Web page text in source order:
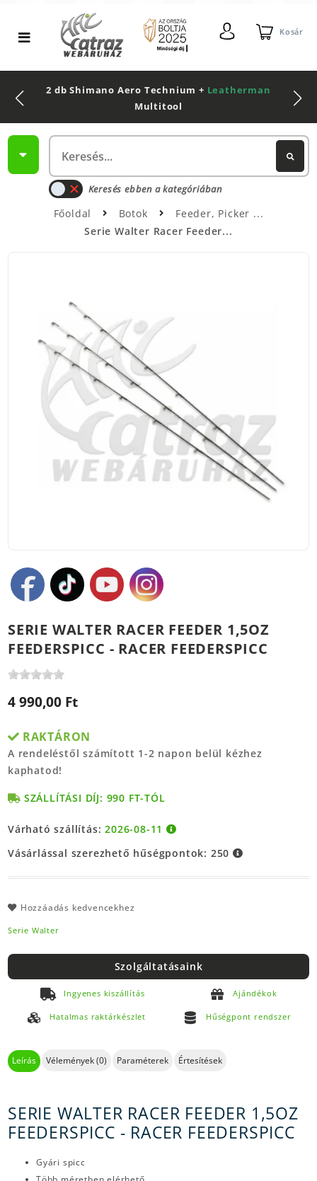
Kosár
2 db Shimano Aero Technium + Leatherman
Multitool
Keresés ebben a kategóriában
Főoldal Botok
Feeder, Picker
Serie Walter Racer Feeder...
SERIE WALTER RACER FEEDER 1,5OZ
FEEDERSPICC - RACER FEEDERSPICC
4 990,00 Ft
RAKTÁRON
A rendeléstől számított 1-2 napon belül kézhez
kaphatod!
SZÁLLÍTÁSI DÍJ: 990 FT-TÓL
Várható szállítás:2026-08-11
Vásárlással szerezhető hűségpontok: 250
Hozzáadás kedvencekhez
Serie Walter
Szolgáltatásaink
Ingyenes kiszállítás Ajándékok
Hatalmas raktárkészlet Hűségpont rendszer
Leírás Vélemények (0) Paraméterek Értesítések
SERIE WALTER RACER FEEDER 1,5OZ
FEEDERSPICC - RACER FEEDERSPICC
Gyári spicc